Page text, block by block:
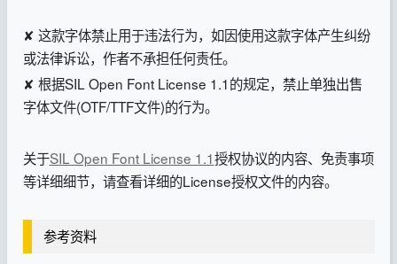
✘ 这款字体禁止用于违法行为，如因使用这款字体产生纠纷
或法律诉讼，作者不承担任何责任。
✘ 根据SIL Open Font License 1.1的规定，禁止单独出售
字体文件(OTF/TTF文件)的行为。
关于SIL Open Font License 1.1授权协议的内容、免责事项
等详细细节，请查看详细的License授权文件的内容。
参考资料